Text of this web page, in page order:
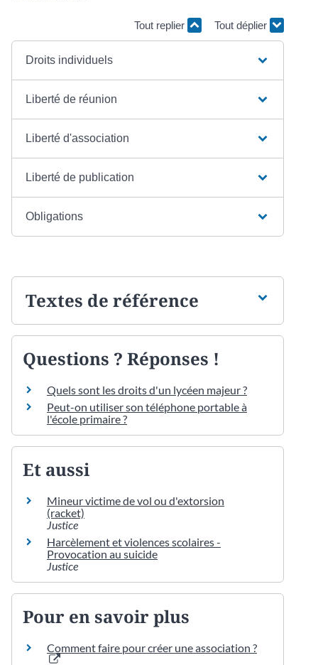
Tout replier Tout déplier
Droits individuels
Liberté de réunion
Liberté d'association
Liberté de publication
Obligations
Textes de référence
Questions ? Réponses !
Quels sont les droits d'un lycéen majeur ?
Peut-on utiliser son téléphone portable à
l'école primaire ?
Et aussi
Mineur victime de vol ou d'extorsion
(racket)
Justice
Harcèlement et violences scolaires -
Provocation au suicide
Justice
Pour en savoir plus
Comment faire pour créer une association ?